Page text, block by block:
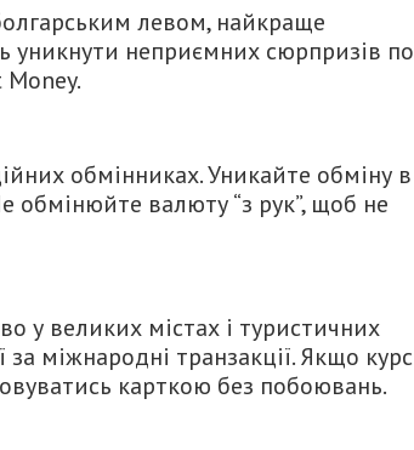
левом, найкраще
уникнути неприємних сюрпризів по
обмінниках. Уникайте обміну в
обмінюйте валюту “з рук”, щоб не
у великих містах і туристичних
за міжнародні транзакції. Якщо курс
карткою без побоювань.